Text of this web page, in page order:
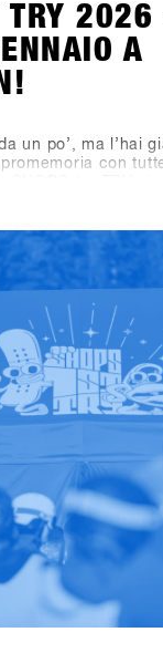
TRY 2026
A
un po’, ma l’hai
con
la registrazione
consiglio per tutti i
tre settimane
con 2×2 lift pass
due membri del
le iscrizioni entro il
shredding, check,
più rilassato
Hochfügen!